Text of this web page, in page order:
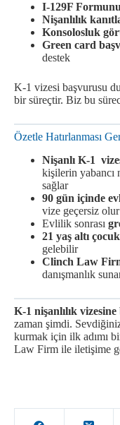
I-129F
Nişanlılık
Konsolosluk
Green card
destek
K-1 vizesi başvurusu
bir süreçtir. Biz bu
Özetle Hatırlanması
Nişanlı K-1
kişilerin yabancı
sağlar
90 gün içinde
vize geçersiz olur
Evlilik sonrası
21 yaş altı
gelebilir
Clinch Law
danışmanlık
K-1 nişanlılık
zaman şimdi.
kurmak için ilk adımı
Law Firm ile iletişime